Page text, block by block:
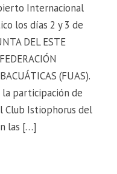
Internacional
los días 2 y 3 de
DEL ESTE
(FUAS).
la participación de
Club Istiophorus del
las […]